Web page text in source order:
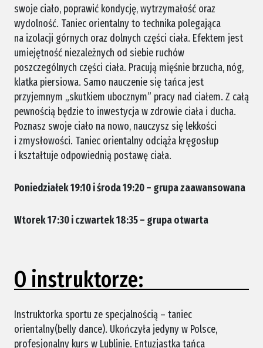
swoje ciało, poprawić kondycję, wytrzymałość oraz
wydolność. Taniec orientalny to technika polegająca
na izolacji górnych oraz dolnych części ciała. Efektem jest
umiejętność niezależnych od siebie ruchów
poszczególnych części ciała. Pracują mięśnie brzucha, nóg,
klatka piersiowa. Samo nauczenie się tańca jest
przyjemnym „skutkiem ubocznym” pracy nad ciałem. Z całą
pewnością będzie to inwestycja w zdrowie ciała i ducha.
Poznasz swoje ciało na nowo, nauczysz się lekkości
i zmysłowości. Taniec orientalny odciąża kręgosłup
i kształtuje odpowiednią postawę ciała.
Poniedziałek 19:10 i środa 19:20 – grupa zaawansowana
Wtorek 17:30 i czwartek 18:35 – grupa otwarta
O instruktorze:
Instruktorka sportu ze specjalnością – taniec
orientalny(belly dance). Ukończyła jedyny w Polsce,
profesjonalny kurs w Lublinie. Entuzjastka tańca